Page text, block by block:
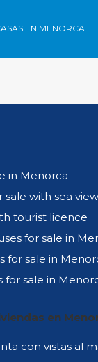
VENTA de
EN MENORCA
in Menorca
sale with sea
tourist licence
for sale in
for sale in
sale in
en
con vistas al